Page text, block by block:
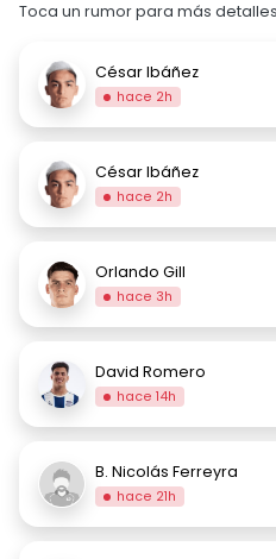
Toca un rumor para más
César Ibáñez
hace 2h
César Ibáñez
hace 2h
Orlando Gill
hace 3h
David Romero
hace 14h
B. Nicolás Ferreyra
hace 21h